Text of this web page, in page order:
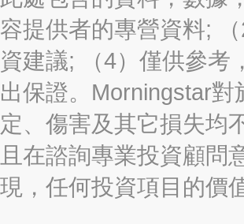
容提供者的專營資料;
資建議; （4）僅供參考
出保證。Morningstar
定、傷害及其它損失均
且在諮詢專業投資顧問
現，任何投資項目的價